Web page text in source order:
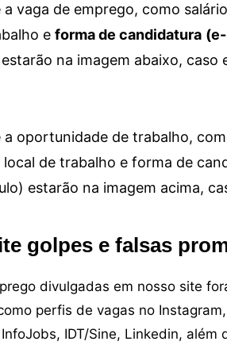
vaga de emprego, como
e forma de candidatura
estarão na imagem abaixo, caso
oportunidade de trabalho,
de trabalho e forma de
estarão na imagem acima,
golpes e falsas
divulgadas em nosso site
perfis de vagas no
IDT/Sine, Linkedin,